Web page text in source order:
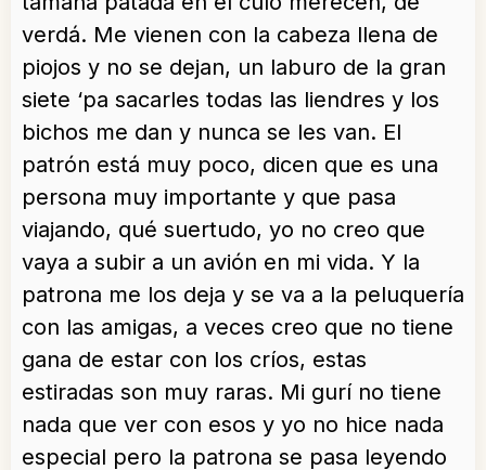
verdá. Me vienen con la cabeza llena de
piojos y no se dejan, un laburo de la gran
siete ‘pa sacarles todas las liendres y los
bichos me dan y nunca se les van. El
patrón está muy poco, dicen que es una
persona muy importante y que pasa
viajando, qué suertudo, yo no creo que
vaya a subir a un avión en mi vida. Y la
patrona me los deja y se va a la peluquería
con las amigas, a veces creo que no tiene
gana de estar con los críos, estas
estiradas son muy raras. Mi gurí no tiene
nada que ver con esos y yo no hice nada
especial pero la patrona se pasa leyendo